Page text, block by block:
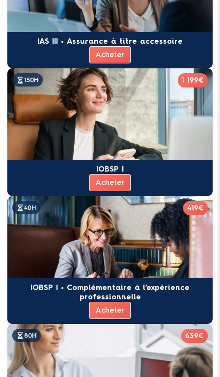
IAS III • Assurance à titre accessoire
Acheter
150H 1 199€
IOBSP I
Acheter
40H 419€
IOBSP I • Complémentaire à l’expérience
professionnelle
Acheter
80H 639€